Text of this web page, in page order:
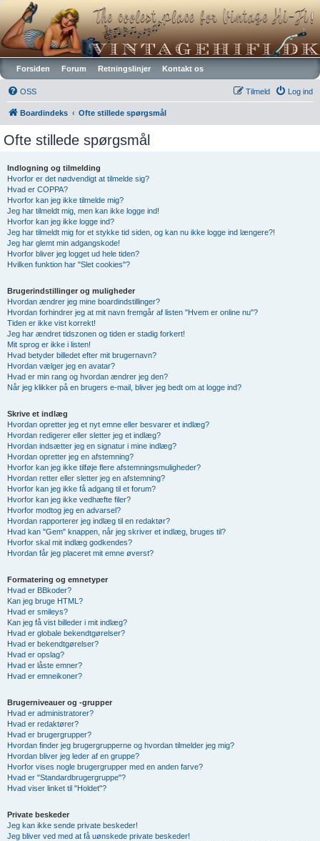
Vintagehifi.dk
Forsiden Forum Retningslinjer Kontakt os
OSS Log ind
Tilmeld
Boardindeks Ofte stillede spørgsmål
Ofte stillede spørgsmål
Indlogning og tilmelding
Hvorfor er det nødvendigt at tilmelde sig?
Hvad er COPPA?
Hvorfor kan jeg ikke tilmelde mig?
Jeg har tilmeldt mig, men kan ikke logge ind!
Hvorfor kan jeg ikke logge ind?
Jeg har tilmeldt mig for et stykke tid siden, og kan nu ikke logge ind længere?!
Jeg har glemt min adgangskode!
Hvorfor bliver jeg logget ud hele tiden?
Hvilken funktion har "Slet cookies"?
Brugerindstillinger og muligheder
Hvordan ændrer jeg mine boardindstillinger?
Hvordan forhindrer jeg at mit navn fremgår af listen "Hvem er online nu"?
Tiden er ikke vist korrekt!
Jeg har ændret tidszonen og tiden er stadig forkert!
Mit sprog er ikke i listen!
Hvad betyder billedet efter mit brugernavn?
Hvordan vælger jeg en avatar?
Hvad er min rang og hvordan ændrer jeg den?
Når jeg klikker på en brugers e-mail, bliver jeg bedt om at logge ind?
Skrive et indlæg
Hvordan opretter jeg et nyt emne eller besvarer et indlæg?
Hvordan redigerer eller sletter jeg et indlæg?
Hvordan indsætter jeg en signatur i mine indlæg?
Hvordan opretter jeg en afstemning?
Hvorfor kan jeg ikke tilføje flere afstemningsmuligheder?
Hvordan retter eller sletter jeg en afstemning?
Hvorfor kan jeg ikke få adgang til et forum?
Hvorfor kan jeg ikke vedhæfte filer?
Hvorfor modtog jeg en advarsel?
Hvordan rapporterer jeg indlæg til en redaktør?
Hvad kan "Gem" knappen, når jeg skriver et indlæg, bruges til?
Hvorfor skal mit indlæg godkendes?
Hvordan får jeg placeret mit emne øverst?
Formatering og emnetyper
Hvad er BBkoder?
Kan jeg bruge HTML?
Hvad er smileys?
Kan jeg få vist billeder i mit indlæg?
Hvad er globale bekendtgørelser?
Hvad er bekendtgørelser?
Hvad er opslag?
Hvad er låste emner?
Hvad er emneikoner?
Brugerniveauer og -grupper
Hvad er administratorer?
Hvad er redaktører?
Hvad er brugergrupper?
Hvordan finder jeg brugergrupperne og hvordan tilmelder jeg mig?
Hvordan bliver jeg leder af en gruppe?
Hvorfor vises nogle brugergrupper med en anden farve?
Hvad er "Standardbrugergruppe"?
Hvad viser linket til "Holdet"?
Private beskeder
Jeg kan ikke sende private beskeder!
Jeg bliver ved med at få uønskede private beskeder!